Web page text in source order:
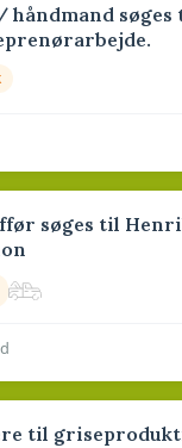
søges
søges til
til